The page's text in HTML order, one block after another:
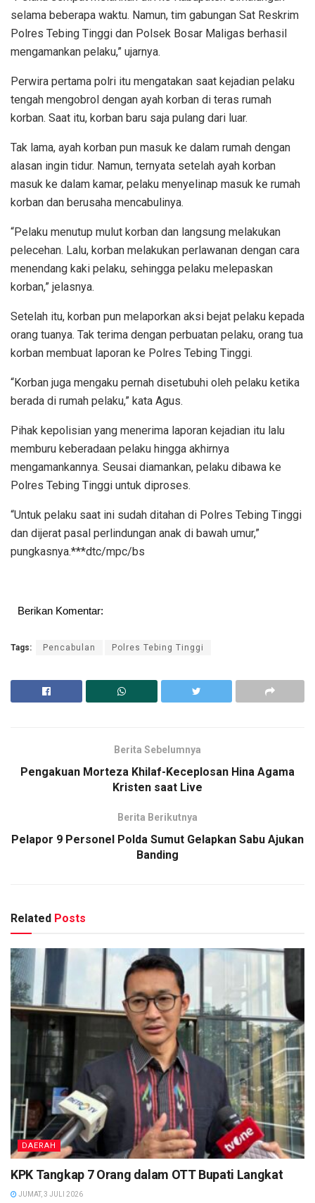
selama beberapa waktu. Namun, tim gabungan Sat Reskrim
Polres Tebing Tinggi dan Polsek Bosar Maligas berhasil
mengamankan pelaku,” ujarnya.
Perwira pertama polri itu mengatakan saat kejadian pelaku
tengah mengobrol dengan ayah korban di teras rumah
korban. Saat itu, korban baru saja pulang dari luar.
Tak lama, ayah korban pun masuk ke dalam rumah dengan
alasan ingin tidur. Namun, ternyata setelah ayah korban
masuk ke dalam kamar, pelaku menyelinap masuk ke rumah
korban dan berusaha mencabulinya.
“Pelaku menutup mulut korban dan langsung melakukan
pelecehan. Lalu, korban melakukan perlawanan dengan cara
menendang kaki pelaku, sehingga pelaku melepaskan
korban,” jelasnya.
Setelah itu, korban pun melaporkan aksi bejat pelaku kepada
orang tuanya. Tak terima dengan perbuatan pelaku, orang tua
korban membuat laporan ke Polres Tebing Tinggi.
“Korban juga mengaku pernah disetubuhi oleh pelaku ketika
berada di rumah pelaku,” kata Agus.
Pihak kepolisian yang menerima laporan kejadian itu lalu
memburu keberadaan pelaku hingga akhirnya
mengamankannya. Seusai diamankan, pelaku dibawa ke
Polres Tebing Tinggi untuk diproses.
“Untuk pelaku saat ini sudah ditahan di Polres Tebing Tinggi
dan dijerat pasal perlindungan anak di bawah umur,”
pungkasnya.***dtc/mpc/bs
Berikan Komentar:
Tags: Pencabulan Polres Tebing Tinggi
Berita Sebelumnya
Pengakuan Morteza Khilaf-Keceplosan Hina Agama
Kristen saat Live
Berita Berikutnya
Pelapor 9 Personel Polda Sumut Gelapkan Sabu Ajukan
Banding
Related Posts
DAERAH
KPK Tangkap 7 Orang dalam OTT Bupati Langkat
JUMAT, 3 JULI 2026